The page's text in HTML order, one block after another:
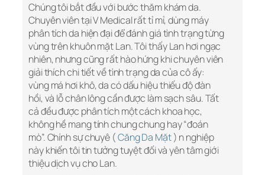
Chúng tôi bắt đầu với bước thăm khám da.
Chuyên viên tại V Medical rất tỉ mỉ, dùng máy
phân tích da hiện đại để đánh giá tình trạng từng
vùng trên khuôn mặt Lan. Tôi thấy Lan hơi ngạc
nhiên, nhưng cũng rất hào hứng khi chuyên viên
giải thích chi tiết về tình trạng da của cô ấy:
vùng má hơi khô, da có dấu hiệu thiếu độ đàn
hồi, và lỗ chân lông cần được làm sạch sâu. Tất
cả đều được phân tích một cách khoa học,
không hề mang tính chung chung hay “đoán
mò”. Chính sự chuyê (Căng Da Mặt) n nghiệp
này khiến tôi tin tưởng tuyệt đối và yên tâm giới
thiệu dịch vụ cho Lan.